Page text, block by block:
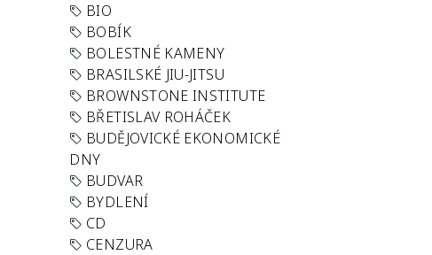
BIO
BOBÍK
BOLESTNÉ KAMENY
BRASILSKÉ JIU-JITSU
BROWNSTONE INSTITUTE
BŘETISLAV ROHÁČEK
BUDĚJOVICKÉ EKONOMICKÉ
DNY
BUDVAR
BYDLENÍ
CD
CENZURA